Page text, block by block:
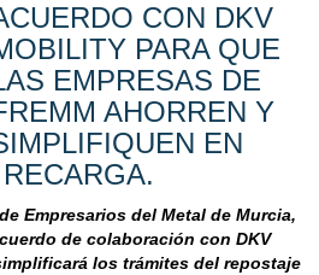
CON DKV
PARA QUE
EMPRESAS DE
AHORREN Y
EN
Empresarios del Metal de Murcia,
de colaboración con DKV
los trámites del repostaje